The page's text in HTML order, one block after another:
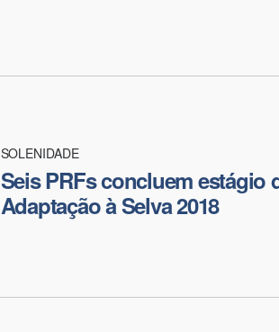
SOLENIDADE
Seis PRFs concluem estágio
Adaptação à Selva 2018